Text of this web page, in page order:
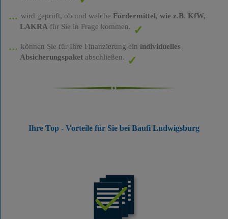
wird geprüft, ob und welche Fördermittel, wie z.B. KfW,
LAKRA für Sie in Frage kommen.
können Sie für Ihre Finanzierung ein individuelles
Absicherungspaketabschließen.
Ihre Top - Vorteile für Sie bei Baufi Ludwigsburg